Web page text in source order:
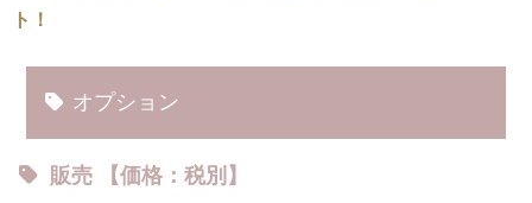
ト！
オプション
販売 【価格：税別】